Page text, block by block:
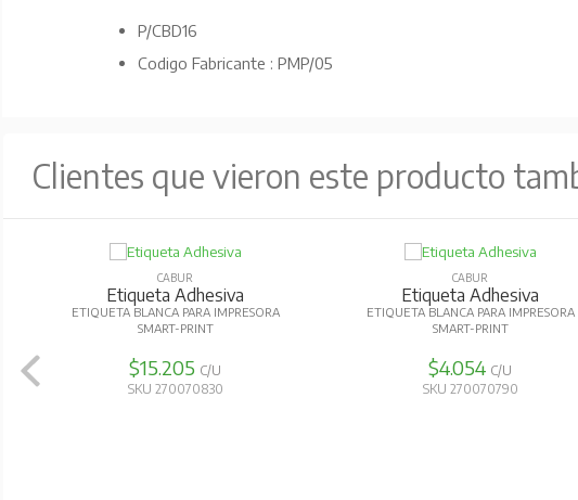
P/CBD16
Codigo Fabricante : PMP/05
Clientes que vieron este producto
CABUR
Etiqueta Adhesiva
ETIQUETA BLANCA PARA IMPRESORA
SMART-PRINT
$15.205 C/U
SKU 270070830
CABUR
Etiqueta Adhesiva
ETIQUETA BLANCA PARA IMPRESORA
SMART-PRINT
$4.054 C/U
SKU 270070790